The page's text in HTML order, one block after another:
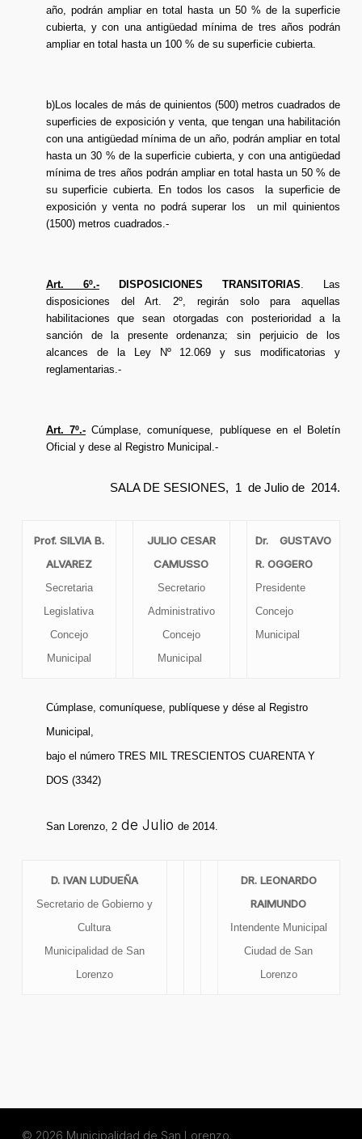
año, podrán ampliar en total hasta un 50 % de la superficie
cubierta, y con una antigüedad mínima de tres años podrán
ampliar en total hasta un 100 % de su superficie cubierta.
b)Los locales de más de quinientos (500) metros cuadrados de
superficies de exposición y venta, que tengan una habilitación
con una antigüedad mínima de un año, podrán ampliar en total
hasta un 30 % de la superficie cubierta, y con una antigüedad
mínima de tres años podrán ampliar en total hasta un 50 % de
su superficie cubierta. En todos los casos la superficie de
exposición y venta no podrá superar los un mil quinientos
(1500) metros cuadrados.-
Art. 6º.-DISPOSICIONES TRANSITORIAS. Las
disposiciones del Art. 2º, regirán solo para aquellas
habilitaciones que sean otorgadas con posterioridad a la
sanción de la presente ordenanza; sin perjuicio de los
alcances de la Ley Nº 12.069 y sus modificatorias y
reglamentarias.-
Art. 7º.- Cúmplase, comuníquese, publíquese en el Boletín
Oficial y dese al Registro Municipal.-
SALA DE SESIONES, 1 de Julio de 2014.
Prof. SILVIA B.
ALVAREZ
Secretaria
Legislativa
Concejo
Municipal
JULIO CESAR
CAMUSSO
Secretario
Administrativo
Concejo
Municipal
Dr. GUSTAVO
R. OGGERO
Presidente
Concejo
Municipal
Cúmplase, comuníquese, publíquese y dése al Registro
Municipal,
bajo el número TRES MIL TRESCIENTOS CUARENTA Y
DOS (3342)
San Lorenzo, 2de Julio de 2014.
D. IVAN LUDUEÑA
Secretario de Gobierno y
Cultura
Municipalidad de San
Lorenzo
DR. LEONARDO
RAIMUNDO
Intendente Municipal
Ciudad de San
Lorenzo
© 2026 Municipalidad de San Lorenzo.